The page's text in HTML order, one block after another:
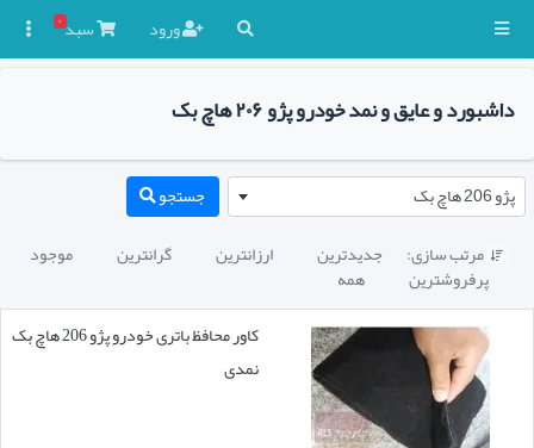
ورود سبد۰
داشبورد و عایق و نمد خودرو پژو ۲۰۶ هاچ بک
پژو 206 هاچ بک جستجو
 مرتب سازی: جدیدترین ارزانترین گرانترین موجود
پرفروشترین
همه
کاور محافظ باتری خودرو پژو 206 هاچ بک
نمدی